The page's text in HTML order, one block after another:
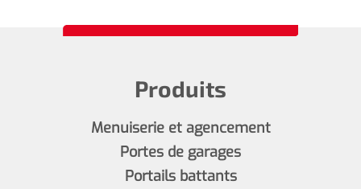
Produits
Menuiserie et agencement
Portes de garages
Portails battants